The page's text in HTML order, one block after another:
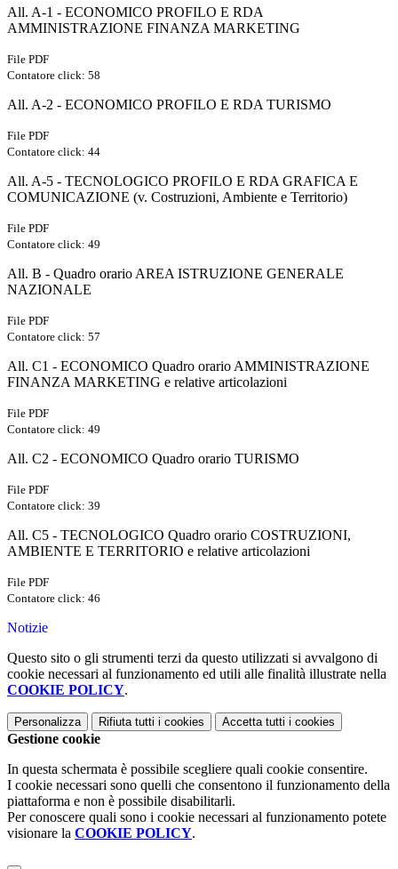
All. A-1 - ECONOMICO PROFILO E RDA
AMMINISTRAZIONE FINANZA MARKETING
File PDF
Contatore click: 58
All. A-2 - ECONOMICO PROFILO E RDA TURISMO
File PDF
Contatore click: 44
All. A-5 - TECNOLOGICO PROFILO E RDA GRAFICA E
COMUNICAZIONE (v. Costruzioni, Ambiente e Territorio)
File PDF
Contatore click: 49
All. B - Quadro orario AREA ISTRUZIONE GENERALE
NAZIONALE
File PDF
Contatore click: 57
All. C1 - ECONOMICO Quadro orario AMMINISTRAZIONE
FINANZA MARKETING e relative articolazioni
File PDF
Contatore click: 49
All. C2 - ECONOMICO Quadro orario TURISMO
File PDF
Contatore click: 39
All. C5 - TECNOLOGICO Quadro orario COSTRUZIONI,
AMBIENTE E TERRITORIO e relative articolazioni
File PDF
Contatore click: 46
Notizie
Questo sito o gli strumenti terzi da questo utilizzati si avvalgono di
cookie necessari al funzionamento ed utili alle finalità illustrate nella
COOKIE POLICY.
Personalizza Rifiuta tutti i cookies Accetta tutti i cookies
Gestione cookie
In questa schermata è possibile scegliere quali cookie consentire.
I cookie necessari sono quelli che consentono il funzionamento della
piattaforma e non è possibile disabilitarli.
Per conoscere quali sono i cookie necessari al funzionamento potete
visionare la COOKIE POLICY.